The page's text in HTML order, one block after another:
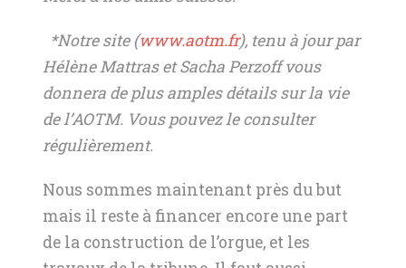
*Notre site (www.aotm.fr), tenu à jour par
Hélène Mattras et Sacha Perzoff vous
donnera de plus amples détails sur la vie
de l’AOTM. Vous pouvez le consulter
régulièrement.
Nous sommes maintenant près du but
mais il reste à financer encore une part
de la construction de l’orgue, et les